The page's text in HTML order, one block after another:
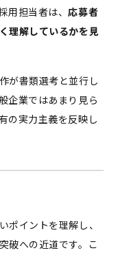
用担当者は、応募者
理解しているかを見
が書類選考と並行し
企業ではあまり見ら
の実力主義を反映し
ポイントを理解し、
破への近道です。こ